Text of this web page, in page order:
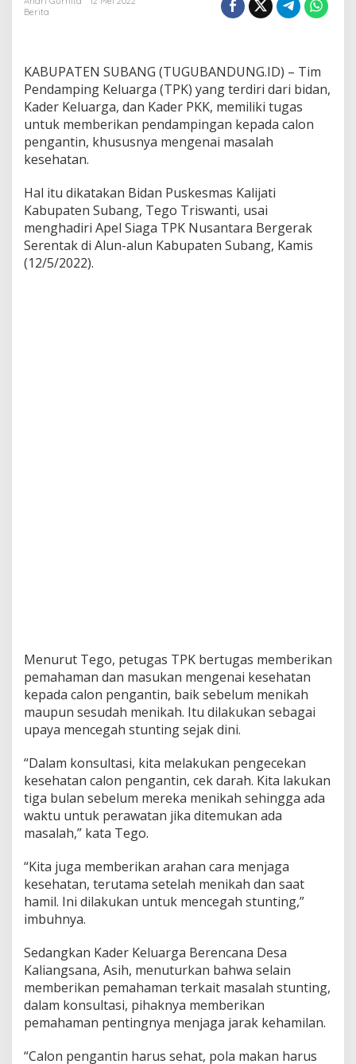
i
n
g
K
e
l
r
g
a
B
e
a
Berita
KABUPATEN SUBANG (TUGUBANDUNG.ID) – Tim
Pendamping Keluarga (TPK) yang terdiri dari bidan,
Kader Keluarga, dan Kader PKK, memiliki tugas
untuk memberikan pendampingan kepada calon
pengantin, khususnya mengenai masalah
kesehatan.
Hal itu dikatakan Bidan Puskesmas Kalijati
Kabupaten Subang, Tego Triswanti, usai
menghadiri Apel Siaga TPK Nusantara Bergerak
Serentak di Alun-alun Kabupaten Subang, Kamis
(12/5/2022).
Menurut Tego, petugas TPK bertugas memberikan
pemahaman dan masukan mengenai kesehatan
kepada calon pengantin, baik sebelum menikah
maupun sesudah menikah. Itu dilakukan sebagai
upaya mencegah stunting sejak dini.
“Dalam konsultasi, kita melakukan pengecekan
kesehatan calon pengantin, cek darah. Kita lakukan
tiga bulan sebelum mereka menikah sehingga ada
waktu untuk perawatan jika ditemukan ada
masalah,” kata Tego.
“Kita juga memberikan arahan cara menjaga
kesehatan, terutama setelah menikah dan saat
hamil. Ini dilakukan untuk mencegah stunting,”
imbuhnya.
Sedangkan Kader Keluarga Berencana Desa
Kaliangsana, Asih, menuturkan bahwa selain
memberikan pemahaman terkait masalah stunting,
dalam konsultasi, pihaknya memberikan
pemahaman pentingnya menjaga jarak kehamilan.
“Calon pengantin harus sehat, pola makan harus